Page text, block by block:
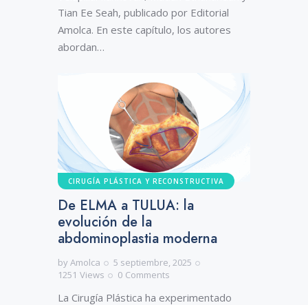
Tian Ee Seah, publicado por Editorial
Amolca. En este capítulo, los autores
abordan…
CIRUGÍA PLÁSTICA Y RECONSTRUCTIVA
De ELMA a TULUA: la
evolución de la
abdominoplastia moderna
byAmolca
5 septiembre, 2025
1251 Views 0 Comments
La Cirugía Plástica ha experimentado